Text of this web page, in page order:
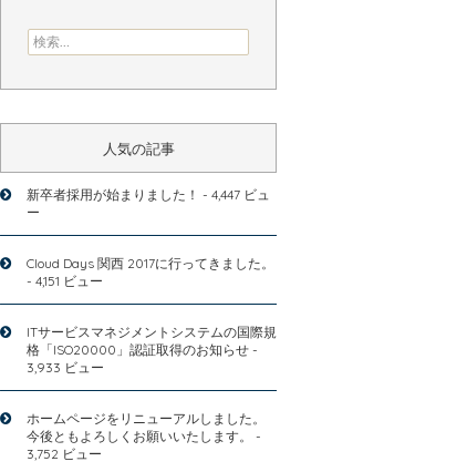
検索:
人気の記事
新卒者採用が始まりました！ - 4,447 ビュ
ー
Cloud Days 関西 2017に行ってきました。
- 4,151 ビュー
ITサービスマネジメントシステムの国際規
格「ISO20000」認証取得のお知らせ -
3,933 ビュー
ホームページをリニューアルしました。
今後ともよろしくお願いいたします。
-
3,752 ビュー